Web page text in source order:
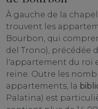
À gauche de la
trouvent les
Bourbon, qui
del Trono), précédée
l'appartement du roi
reine. Outre les
appartements, la
Palatina) est